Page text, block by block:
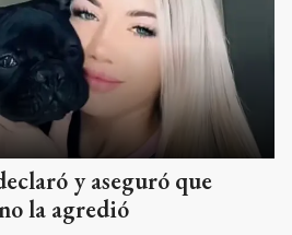
y aseguró que
la agredió